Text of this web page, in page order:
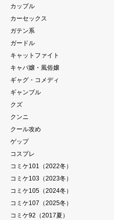
カップル
カーセックス
ガテン系
ガードル
キャットファイト
キャバ嬢・風俗嬢
ギャグ・コメディ
ギャンブル
クズ
クンニ
クール攻め
ゲップ
コスプレ
コミケ101（2022冬）
コミケ103（2023冬）
コミケ105（2024冬）
コミケ107（2025冬）
コミケ92（2017夏）